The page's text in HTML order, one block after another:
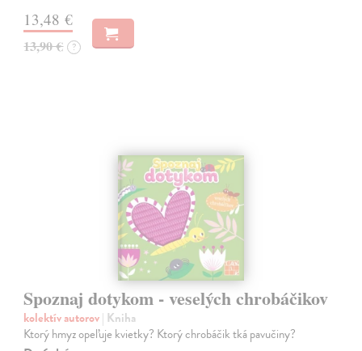
13,48 €
13,90 € ?
Spoznaj dotykom - veselých chrobáčikov
kolektív autorov| Kniha
Ktorý hmyz opeľuje kvietky? Ktorý chrobáčik tká pavučiny?